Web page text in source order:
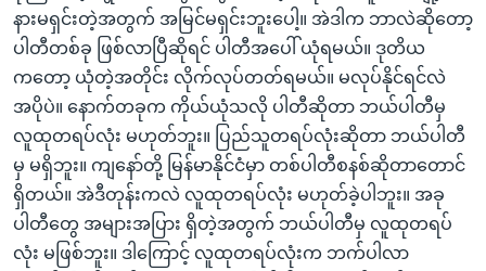
နားမရှင်းတဲ့အတွက် အမြင်မရှင်းဘူးပေါ့။ အဲဒါက ဘာလဲဆိုတော့
ပါတီတစ်ခု ဖြစ်လာပြီဆိုရင် ပါတီအပေါ် ယုံရမယ်။ ဒုတိယ
ကတော့ ယုံတဲ့အတိုင်း လိုက်လုပ်တတ်ရမယ်။ မလုပ်နိုင်ရင်လဲ
အပိုပဲ။ နောက်တခုက ကိုယ်ယုံသလို ပါတီဆိုတာ ဘယ်ပါတီမှ
လူထုတရပ်လုံး မဟုတ်ဘူး။ ပြည်သူတရပ်လုံးဆိုတာ ဘယ်ပါတီ
မှ မရှိဘူး။ ကျနော်တို့ မြန်မာနိုင်ငံမှာ တစ်ပါတီစနစ်ဆိုတာတောင်
ရှိတယ်။ အဲဒီတုန်းကလဲ လူထုတရပ်လုံး မဟုတ်ခဲ့ပါဘူး။ အခု
ပါတီတွေ အများအပြား ရှိတဲ့အတွက် ဘယ်ပါတီမှ လူထုတရပ်
လုံး မဖြစ်ဘူး။ ဒါကြောင့် လူထုတရပ်လုံးက ဘက်ပါလာ